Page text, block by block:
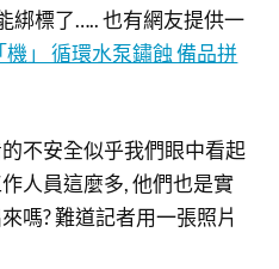
綁標了….. 也有網友提供一
機」 循環水泵鏽蝕 備品拼
不安全似乎我們眼中看起
人員這麼多, 他們也是實
嗎? 難道記者用一張照片